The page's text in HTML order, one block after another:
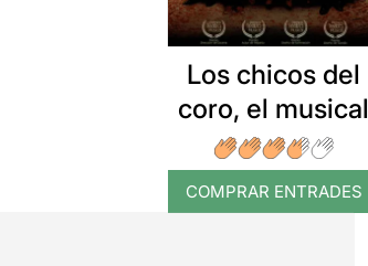
Los chicos del
coro, el musical
COMPRAR ENTRADES